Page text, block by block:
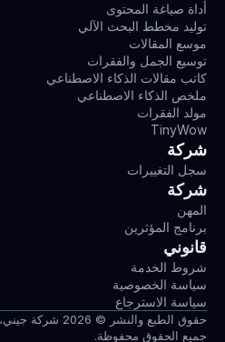
أداة صياغة المحتوى
توليد مخطط البحث الآلي
موسع المقالات
توسيع الجمل والفقرات
كاتب مقالات الذكاء الاصطناعي
ملخص الذكاء الاصطناعي
مولد الفقرات
TinyWow
شركة
سجل التغييرات
شركة
المهن
برنامج المؤثرين
قانوني
شروط الخدمة
سياسة الخصوصية
سياسة الاسترجاع
حقوق الطبع والنشر © 2026 شركة جيني، المحدودة.
جميع الحقوق محفوظة.